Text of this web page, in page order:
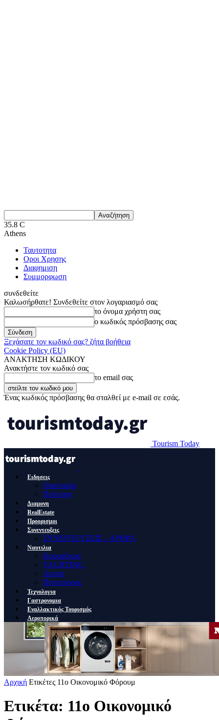
35.8 C
Athens
Ταυτοτητα
Οροι Χρησης
Διαφημιση
Συμμορφωση
συνδεθείτε
Καλωσήρθατε! Συνδεθείτε στον λογαριασμό σας
το όνομα χρήστη σας
ο κωδικός πρόσβασης σας
Ξεχάσατε τον κωδικό σας? ζήτα βοήθεια
Cookie Policy (EU)
ΑΝΑΚΤΗΣΗ ΚΩΔΙΚΟΥ
Ανακτήστε τον κωδικό σας
το email σας
Ένας κωδικός πρόσβασης θα σταλθεί με e-mail σε εσάς.
Tourism Today
Ειδησεις
Οικονομια
Πολιτικη
Διαμονη
RealEstate
Προορισμοι
Συνεντευξεις
ΣΥΝΕΝΤΕΥΞΕΙΣ – ΑΡΘΡΑ
Ναυτιλια
Κρουαζιερα
YACHTING
Λιμανι
Ποντοπορος
Τεχνολογια
Γαστρονομια
Εναλλακτικός Τουρισμός
Αεροπορικά
Αρχική Ετικέτες 11ο Οικονομικό Φόρουμ
Ετικέτα: 11ο Οικονομικό